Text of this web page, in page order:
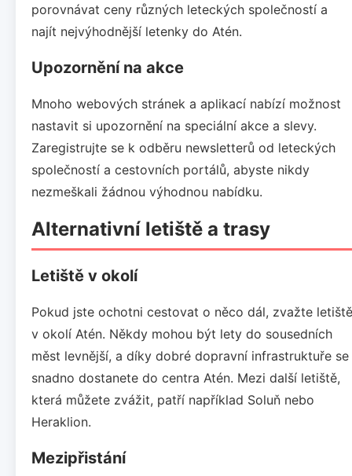
porovnávat ceny různých leteckých společností a
najít nejvýhodnější letenky do Atén.
Upozornění na akce
Mnoho webových stránek a aplikací nabízí možnost
nastavit si upozornění na speciální akce a slevy.
Zaregistrujte se k odběru newsletterů od leteckých
společností a cestovních portálů, abyste nikdy
nezmeškali žádnou výhodnou nabídku.
Alternativní letiště a trasy
Letiště v okolí
Pokud jste ochotni cestovat o něco dál, zvažte letiště
v okolí Atén. Někdy mohou být lety do sousedních
měst levnější, a díky dobré dopravní infrastruktuře se
snadno dostanete do centra Atén. Mezi další letiště,
která můžete zvážit, patří například Soluň nebo
Heraklion.
Mezipřistání